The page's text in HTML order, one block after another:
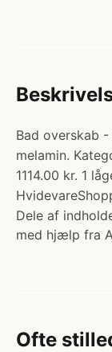
Bad overskab
melamin.
1114.00 kr. 1
Dele af
med hjælp fra
Ofte